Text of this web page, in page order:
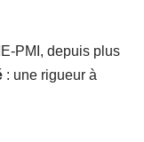
PMI, depuis plus
: une rigueur à